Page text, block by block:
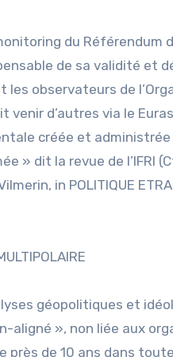
du Référendum
de sa validité et
les observateurs de
venir d’autres via le
créée et
» dit la revue de l’IFRI
in POLITIQUE
géopolitiques et
aligné », non liée aux
de 10 ans dans toute